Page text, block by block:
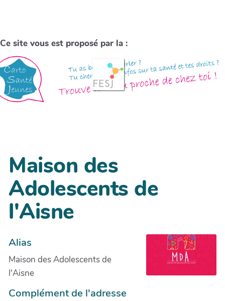
Ce site vous est proposé par la :
Maison des
Adolescents de
l'Aisne
Alias
Maison des Adolescents de
l'Aisne
Complément de l'adresse